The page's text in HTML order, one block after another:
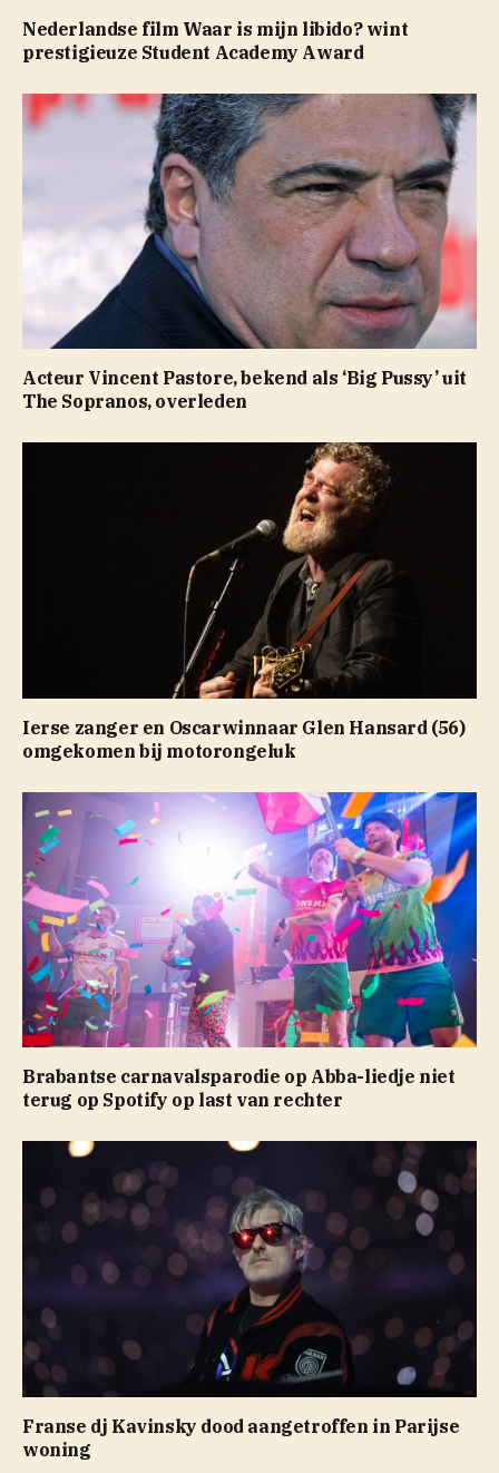
Nederlandse film Waar is mijn libido? wint
prestigieuze Student Academy Award
Acteur Vincent Pastore, bekend als ‘Big Pussy’ uit
The Sopranos, overleden
Ierse zanger en Oscarwinnaar Glen Hansard (56)
omgekomen bij motorongeluk
Brabantse carnavalsparodie op Abba-liedje niet
terug op Spotify op last van rechter
Franse dj Kavinsky dood aangetroffen in Parijse
woning